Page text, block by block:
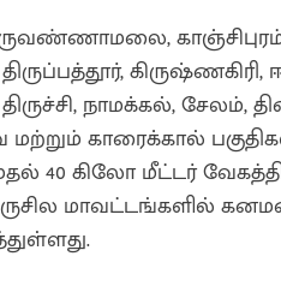
கிருஷ்ணகிரி,
திருச்சி, நாமக்கல்,
காரைக்கால்
40 கிலோ மீட்டர்
மாவட்டங்களில்